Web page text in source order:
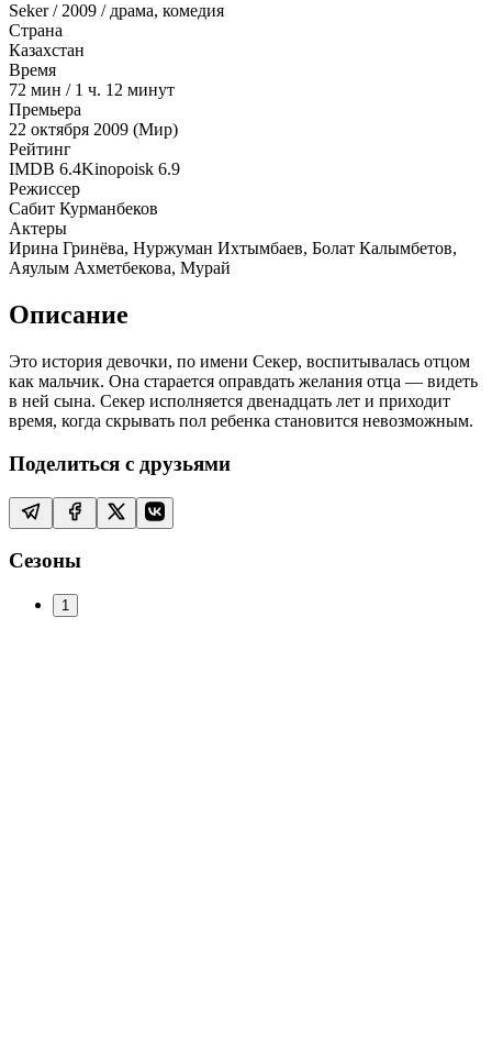
Seker / 2009 / драма, комедия
Страна
Казахстан
Время
72 мин / 1 ч. 12 минут
Премьера
22 октября 2009 (Мир)
Рейтинг
IMDB 6.4Kinopoisk 6.9
Режиссер
Сабит Курманбеков
Актеры
Ирина Гринёва, Нуржуман Ихтымбаев, Болат Калымбетов,
Аяулым Ахметбекова, Мурай
Описание
Это история девочки, по имени Секер, воспитывалась отцом
как мальчик. Она старается оправдать желания отца — видеть
в ней сына. Секер исполняется двенадцать лет и приходит
время, когда скрывать пол ребенка становится невозможным.
Поделиться с друзьями
Сезоны
1